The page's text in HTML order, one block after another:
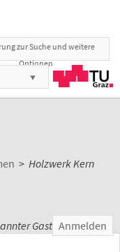
zur Suche und weitere
Optionen
> Holzwerk Kern
Gast Anmelden